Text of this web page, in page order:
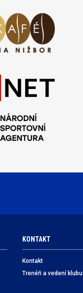
KONTAKT
Kontakt
Trenéři a vedení klubu